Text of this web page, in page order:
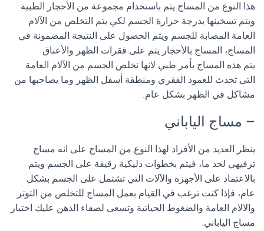
هذا النوع من المساج يتم باستخدام مجموعة من الأحجار الطبية
ويتم تسخينها بدرجة حرارة الجسم لكي يتم التخلص من الآلام
العامة المصابة للجسم ويتم الحصول على النتيجة المضمونة في
المساج، المساج بالأحجار يتم على فقرات الظهر والأعناق
يتم هذه المساج بأمر طبي لانها تخلص الجسم من الآلام العامة
التي تحدث للعمود الفقري ومنطقة أسفل الظهر وما يصاحبها من
مشاكل في الظهر بشكل عام.
– مساج الياباني
ينظر العديد من الأفراد لهذا النوع من المساج على انه مساج
ترفيهي لحد ما، فيتم بخطوات دليكية رقيقة على الجسم ويتم
بالاعتماد على الأجهزة والآلات التي تشتمل على الجسم بشكل
عام، فإذا كنت ترغب في القيام بعمل المساج للتخلص من التوتر
والالام العامة والضغوط الحياتية وتسعى لصفاء الذهن عليك اختيار
مساج الياباني.